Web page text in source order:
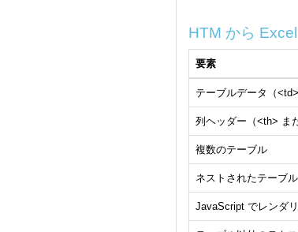
HTM から
要素
テーブルデータ（<td>
列ヘッダー（<th> ま
複数のテーブル
ネストされたテーブル
JavaScript でレンダ